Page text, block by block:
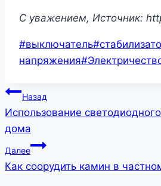
C уважением, Источник:
Метки
записи:
#выключатель#
напряжения#
Навигация
по
записям
Назад
Использование
дома
Далее
Как соорудить камин в